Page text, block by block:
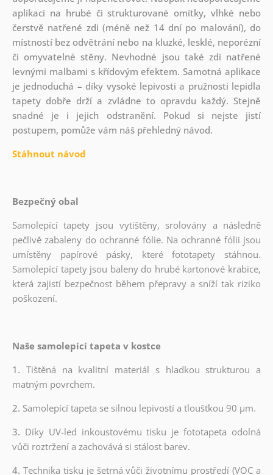
aplikaci na hrubé či strukturované omítky, vlhké nebo
čerstvě natřené zdi (méně než 14 dní po malování), do
místností bez odvětrání nebo na kluzké, lesklé, neporézní
či omyvatelné stěny. Nevhodné jsou také zdi natřené
levnými malbami s křídovým efektem. Samotná aplikace
je jednoduchá – díky vysoké lepivosti a pružnosti lepidla
tapety dobře drží a zvládne to opravdu každý. Stejně
snadné je i jejich odstranění. Pokud si nejste jistí
postupem, pomůže vám náš přehledný návod.
Stáhnout návod
Bezpečný obal
Samolepící tapety jsou vytištěny, srolovány a následně
pečlivě zabaleny do ochranné fólie. Na ochranné fólii jsou
umístěny papírové pásky, které fototapety stáhnou.
Samolepící tapety jsou baleny do hrubé kartonové krabice,
která zajistí bezpečnost během přepravy a sníží tak riziko
poškození.
Naše samolepící tapeta v kostce
1. Tištěná na kvalitní materiál s hladkou strukturou a
matným povrchem.
2. Samolepící tapeta se silnou lepivostí a tloušťkou 90 µm.
3. Díky UV-led inkoustovému tisku je fototapeta odolná
vůči roztržení a zachovává si stálost barev.
4. Technika tisku je šetrná vůči životnímu prostředí (VOC a